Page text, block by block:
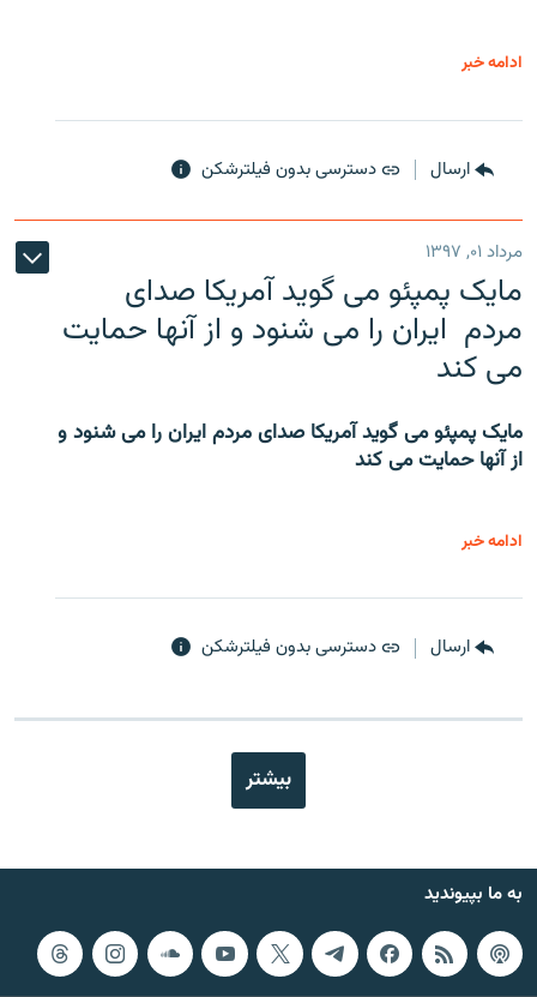
ادامه خبر
ارسال دسترسی بدون فیلترشکن
مرداد ۰۱, ۱۳۹۷
مایک پمپئو می گوید آمریکا صدای
مردم ایران را می شنود و از آنها حمایت
می کند
مایک پمپئو می گوید آمریکا صدای مردم ایران را می شنود و
از آنها حمایت می کند
ادامه خبر
ارسال دسترسی بدون فیلترشکن
بیشتر
به ما بپیوندید